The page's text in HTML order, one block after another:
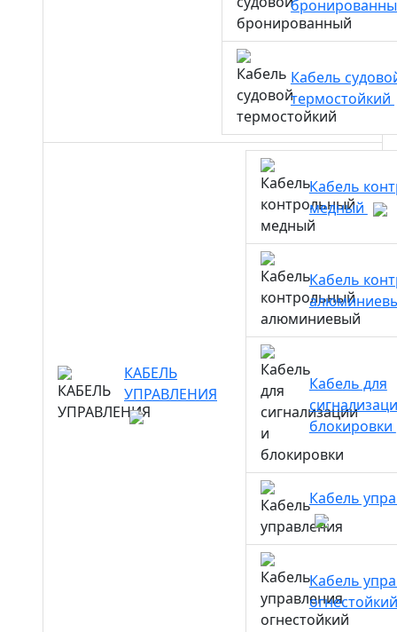
Кабель
термостойкий
КАБЕЛЬ
УПРАВЛЕНИЯ
Кабель
медный
Кабель
Кабель для
блокировки
Кабель
Кабель